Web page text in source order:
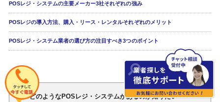
POSレジ・システムの主要メーカー3社それぞれの強み
POSレジの導入方法、購入・リース・レンタルそれぞれのメリット
POSレジ・システム業者の選び方の注目すべき3つのポイント
どのようなPOSレジ・システムがあるのか知りたい